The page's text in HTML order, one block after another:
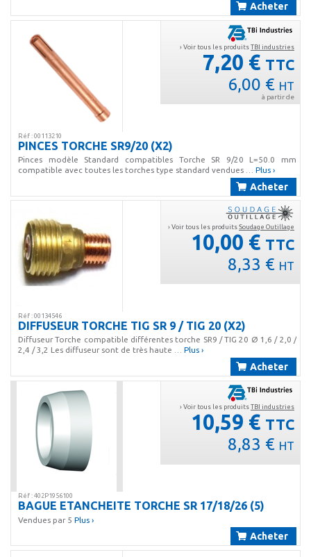
Acheter
› Voir tous les produitsTBI industries
7,20 € TTC
6,00 € HT
à partir de
Réf : 00113210
PINCES TORCHE SR9/20 (X2)
Pinces modèle Standard compatibles Torche SR 9/20 L=50.0 mm
compatible avec toutes les torches type standard vendues … Plus ›
Acheter
› Voir tous les produitsSoudage Outillage
10,00 € TTC
8,33 € HT
Réf : 00134546
DIFFUSEUR TORCHE TIG SR 9 / TIG 20 (X2)
Diffuseur Torche compatible différentes torche SR9 / TIG 20 Ø 1,6 / 2,0 /
2,4 / 3,2 Les diffuseur sont de très haute … Plus ›
Acheter
› Voir tous les produitsTBI industries
10,59 € TTC
8,83 € HT
Réf : 402P1956100
BAGUE ETANCHEITE TORCHE SR 17/18/26 (5)
Vendues par 5 Plus ›
Acheter